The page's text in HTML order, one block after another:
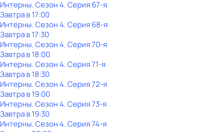
Интерны. Сезон 4. Серия 67-я
Завтра в 17:00
Интерны. Сезон 4. Серия 68-я
Завтра в 17:30
Интерны. Сезон 4. Серия 70-я
Завтра в 18:00
Интерны. Сезон 4. Серия 71-я
Завтра в 18:30
Интерны. Сезон 4. Серия 72-я
Завтра в 19:00
Интерны. Сезон 4. Серия 73-я
Завтра в 19:30
Интерны. Сезон 4. Серия 74-я